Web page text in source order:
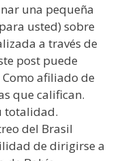
una pequeña
usted) sobre
a través de
post puede
afiliado de
que califican.
totalidad.
del Brasil
de dirigirse a